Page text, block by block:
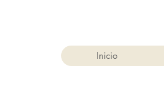
Inicio